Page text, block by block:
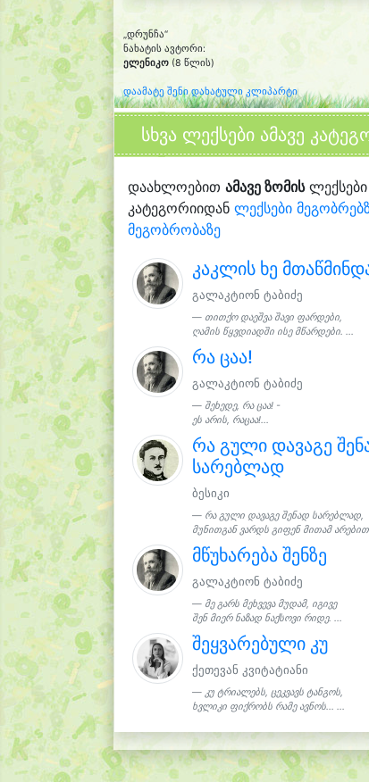
„დრუნჩა“
ნახატის ავტორი:
ელენიკო (8 წლის)
დაამატე შენი დახატული კლიპარტი
სხვა ლექსები ამავე
დაახლოებით ამავე ზომისლექსები
კატეგორიიდან ლექსები
მეგობრობაზე
კაკლის ხე
გალაკტიონ ტაბიძე
თითქო დაეშვა შავი ფარდები,
ღამის წყვდიადში ისე მწარდები. ...
რა ცაა!
გალაკტიონ ტაბიძე
შეხედე, რა ცაა! -
ეს არის, რაცაა!...
რა გული დავაგე
სარებლად
ბესიკი
რა გული დავაგე შენად სარებლად,
მუნითგან ვარდს გიფენ მითამ
მწუხარება შენზე
გალაკტიონ ტაბიძე
მე გარს მეხვევა მუდამ, იგივე
შენ მიერ ნაზად ნაქსოვი რიდე. ...
შეყვარებული კუ
ქეთევან კვიტატიანი
კუ ტრიალებს, ცეკვავს ტანგოს,
ხვლიკი ფიქრობს რამე ავნოს... ...